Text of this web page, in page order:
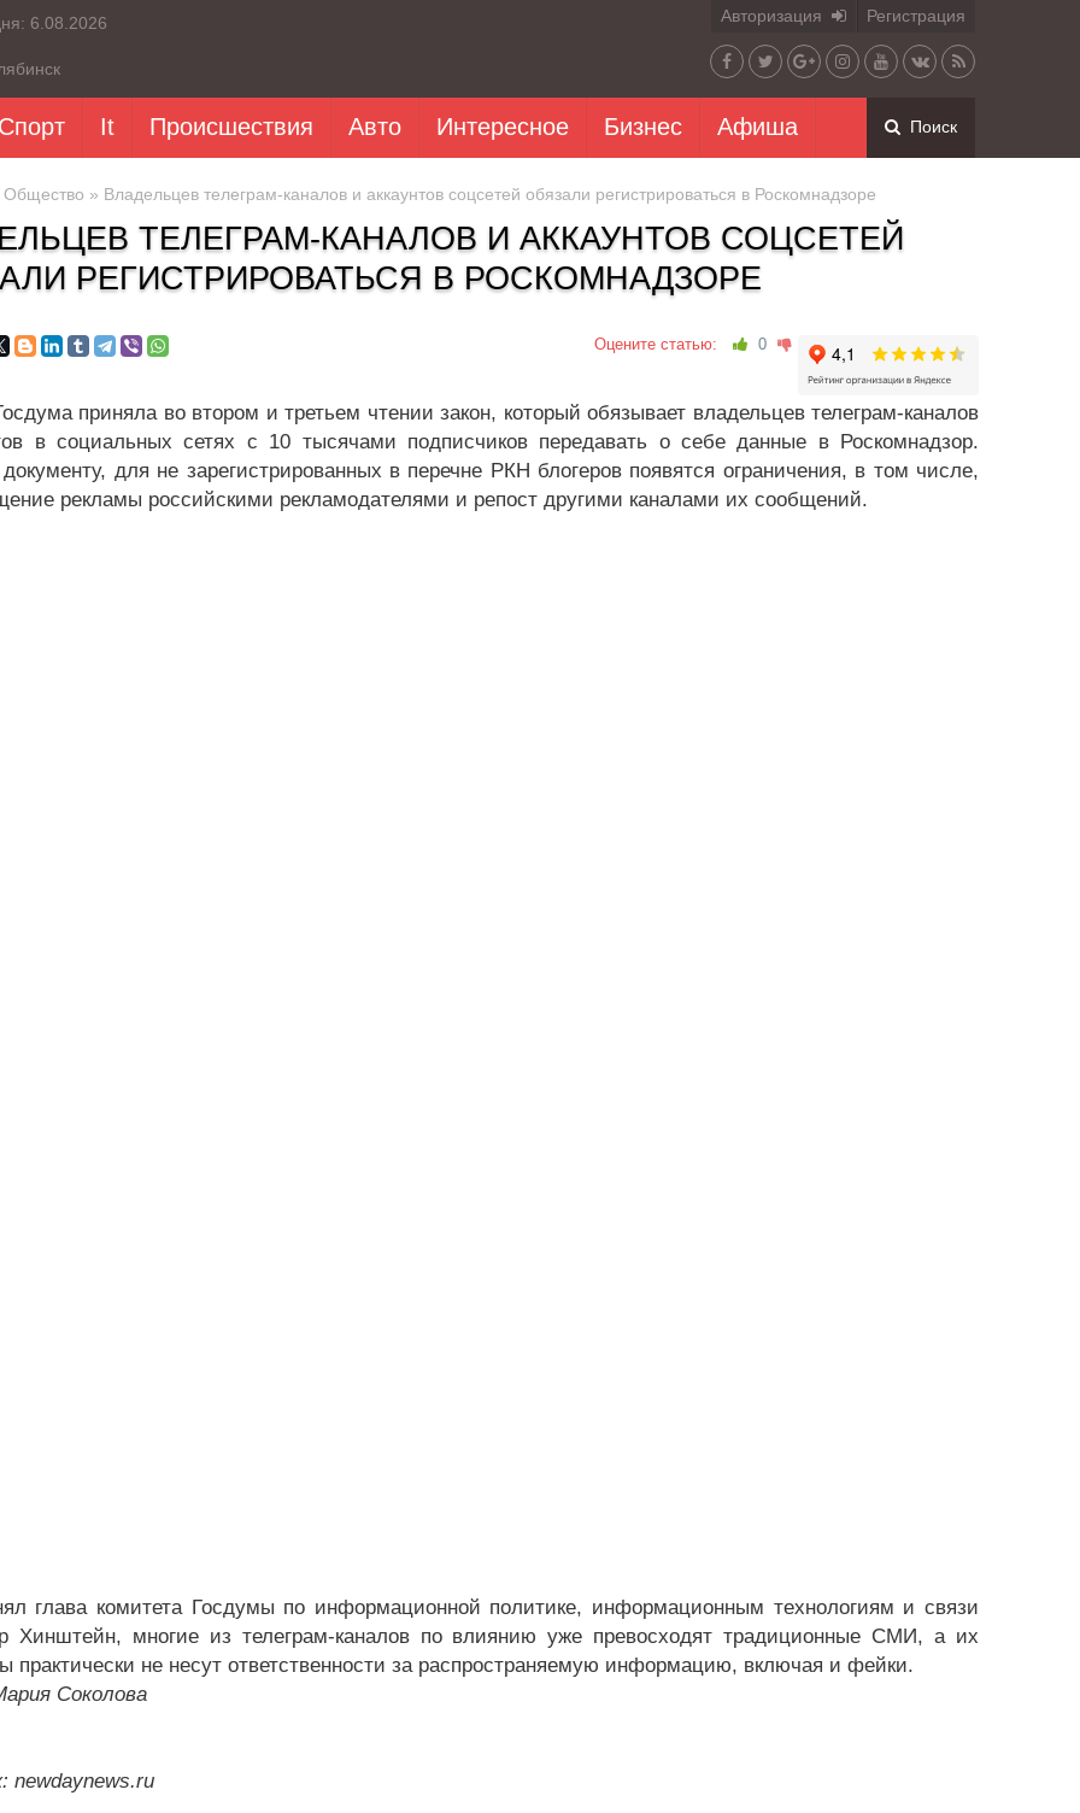
6.08.2026 Авторизация Регистрация
Спорт It Происшествия Авто Интересное Бизнес Афиша Поиск
Общество » Владельцев телеграм-каналов и аккаунтов соцсетей обязали регистрироваться в Роскомнадзоре
ТЕЛЕГРАМ-КАНАЛОВ И АККАУНТОВ СОЦСЕТЕЙ
РЕГИСТРИРОВАТЬСЯ В РОСКОМНАДЗОРЕ
Оцените статью: 0
приняла во втором и третьем чтении закон, который обязывает владельцев телеграм-каналов
в социальных сетях с 10 тысячами подписчиков передавать о себе данные в Роскомнадзор.
для не зарегистрированных в перечне РКН блогеров появятся ограничения, в том числе,
рекламы российскими рекламодателями и репост другими каналами их сообщений.
глава комитета Госдумы по информационной политике, информационным технологиям и связи
Хинштейн, многие из телеграм-каналов по влиянию уже превосходят традиционные СМИ, а их
практически не несут ответственности за распространяемую информацию, включая и фейки.
Соколова
newdaynews.ru